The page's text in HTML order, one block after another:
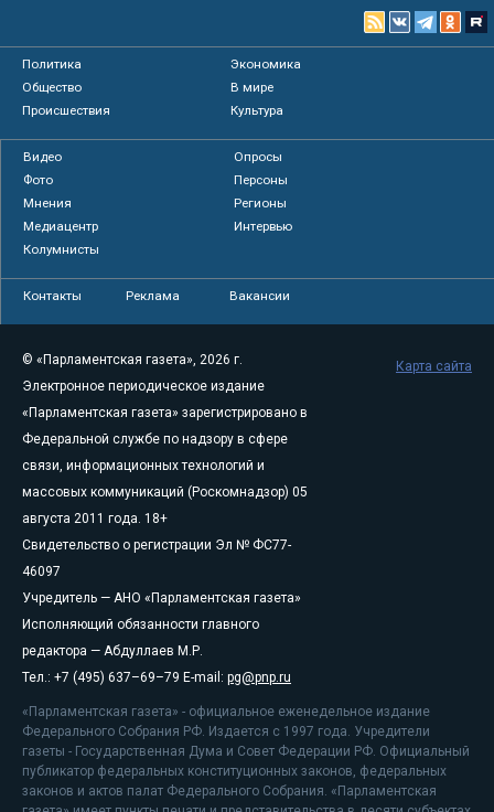
Политика
Экономика
Общество
В мире
Происшествия
Культура
Видео
Опросы
Фото
Персоны
Мнения
Регионы
Медиацентр
Интервью
Колумнисты
Контакты Реклама Вакансии
© «Парламентская газета», 2026 г.
Электронное периодическое издание
«Парламентская газета» зарегистрировано в
Федеральной службе по надзору в сфере
связи, информационных технологий и
массовых коммуникаций (Роскомнадзор) 05
августа 2011 года. 18+
Свидетельство о регистрации Эл № ФС77-
46097
Учредитель — АНО «Парламентская газета»
Исполняющий обязанности главного
редактора — Абдуллаев М.Р.
Тел.: +7 (495) 637–69–79 E-mail: pg@pnp.ru
«Парламентская газета» - официальное еженедельное издание
Федерального Собрания РФ. Издается с 1997 года. Учредители
газеты - Государственная Дума и Совет Федерации РФ. Официальный
публикатор федеральных конституционных законов, федеральных
законов и актов палат Федерального Собрания. «Парламентская
Карта сайта